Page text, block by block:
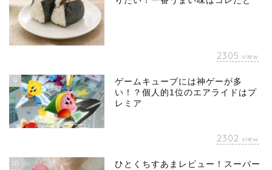
2305 view
9
ゲームキューブには神ゲーが多
い！？個人的1位のエアライドはプ
レミア
2302 view
10
ひとくちすあまレビュー！スーパー